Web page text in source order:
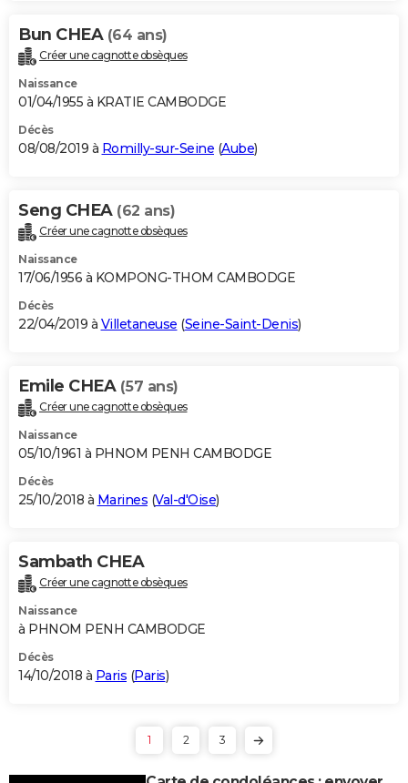
Bun CHEA (64 ans)
Créer une cagnotte obsèques
Naissance
01/04/1955 à KRATIE CAMBODGE
Décès
08/08/2019 à Romilly-sur-Seine (Aube)
Seng CHEA (62 ans)
Créer une cagnotte obsèques
Naissance
17/06/1956 à KOMPONG-THOM CAMBODGE
Décès
22/04/2019 à Villetaneuse (Seine-Saint-Denis)
Emile CHEA (57 ans)
Créer une cagnotte obsèques
Naissance
05/10/1961 à PHNOM PENH CAMBODGE
Décès
25/10/2018 à Marines (Val-d'Oise)
Sambath CHEA
Créer une cagnotte obsèques
Naissance
à PHNOM PENH CAMBODGE
Décès
14/10/2018 à Paris (Paris)
1 2 3